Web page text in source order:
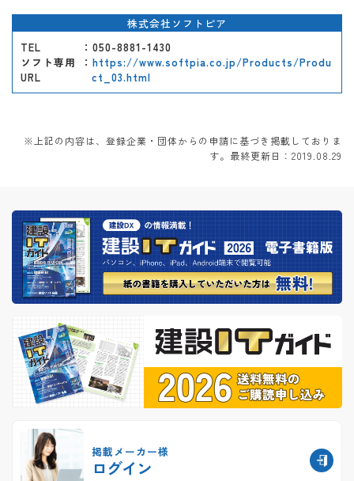
株式会社ソフトピア
TEL
：050-8881-1430
ソフト専用
URL
： https://www.softpia.co.jp/Products/Produ
ct_03.html
※上記の内容は、登録企業・団体からの申請に基づき掲載しておりま
す。最終更新日：2019.08.29
掲載メーカー様
ログイン